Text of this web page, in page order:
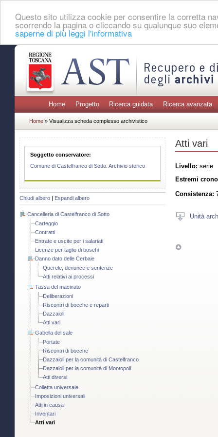
Questo sito utilizza cookie per consentire la corretta
scorrendo la pagina o cliccando su qualunque suo
saperne di più leggi l'informativa
Home Progetto Ricerca guidata Ricerca avanzata
Home » Visualizza scheda complesso archivistico
Soggetto conservatore:
Comune di Castelfranco di Sotto. Archivio storico
Chiudi albero Espandi albero
Cancelleria di Castelfranco di Sotto
Carteggio
Contratti
Entrate e uscite per i salariati
Licenze per taglio di boschi
Danno dato delle Cerbaie
Querele, denunce e sentenze
Atti relativi ai processi
Tassa del macinato
Deliberazioni
Riscontri di bocche e reparti
Dazzaioli
Atti vari
Gabella del sale
Portate
Riscontri di bocche
Dazzaioli per la comunità di Castelfranco
Dazzaioli per la comunità di Montopoli
Atti diversi
Colletta universale
Imposizioni universali
Atti in causa
Inventari
Atti vari
Atti vari
Livello: serie
Estremi
Consistenza:
Unità